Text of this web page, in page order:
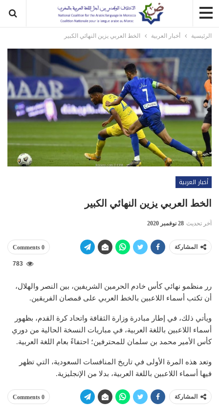
الرئيسية أخبار العربية الخط العربي يزين النهائي الكبير
أخبار العربية
الخط العربي يزين النهائي الكبير
آخر تحديث 28 نوفمبر 2020
المشاركة 0 Comments
783
رر منظمو نهائي كأس خادم الحرمين الشريفين، بين النصر والهلال،
أن تكتب أسماء اللاعبين بالخط العربي على قمصان الفريقين.
ويأتي ذلك، في إطار مبادرة وزارة الثقافة واتحاد كرة القدم، بظهور
أسماء اللاعبين باللغة العربية، في مباريات النسخة الحالية من دوري
كأس الأمير محمد بن سلمان للمحترفين؛ احتفاءً بعام اللغة العربية.
وتعد هذه المرة الأولى في تاريخ المنافسات السعودية، التي تظهر
فيها أسماء اللاعبين باللغة العربية، بدلا من الإنجليزية.
المشاركة 0 Comments